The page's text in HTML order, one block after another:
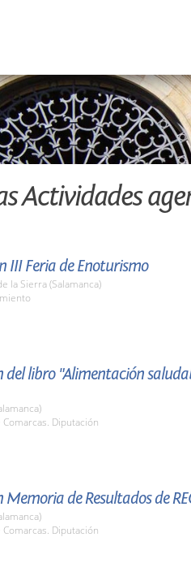
Actividades
III Feria de Enoturismo
la Sierra (Salamanca)
del libro "Alimentación
Comarcas. Diputación
Memoria de Resultados de
Comarcas. Diputación